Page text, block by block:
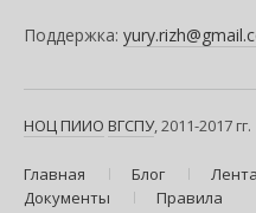
Поддержка:
НОЦ ПИИО ВГСПУ, 2011-2017 гг.
Главная Блог
Документы
Правила